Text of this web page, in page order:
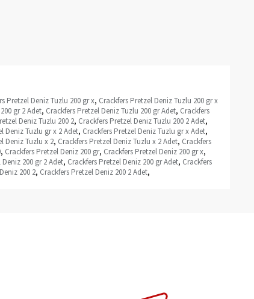
Pretzel Deniz Tuzlu 200 gr x, Crackfers Pretzel Deniz Tuzlu 200 gr x
gr 2 Adet, Crackfers Pretzel Deniz Tuzlu 200 gr Adet, Crackfers
Deniz Tuzlu 200 2, Crackfers Pretzel Deniz Tuzlu 200 2 Adet,
Deniz Tuzlu gr x 2 Adet, Crackfers Pretzel Deniz Tuzlu gr x Adet,
Deniz Tuzlu x 2, Crackfers Pretzel Deniz Tuzlu x 2 Adet, Crackfers
, Crackfers Pretzel Deniz 200 gr, Crackfers Pretzel Deniz 200 gr x,
200 gr 2 Adet, Crackfers Pretzel Deniz 200 gr Adet, Crackfers
200 2, Crackfers Pretzel Deniz 200 2 Adet,